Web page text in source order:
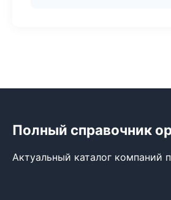
Полный справочник
Актуальный каталог компаний